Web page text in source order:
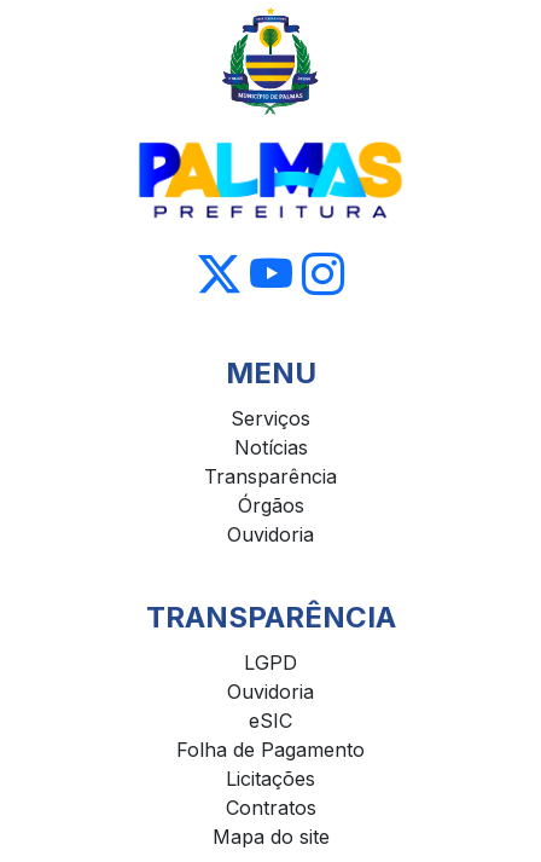
MENU
Serviços
Notícias
Transparência
Órgãos
Ouvidoria
TRANSPARÊNCIA
LGPD
Ouvidoria
eSIC
Folha de Pagamento
Licitações
Contratos
Mapa do site